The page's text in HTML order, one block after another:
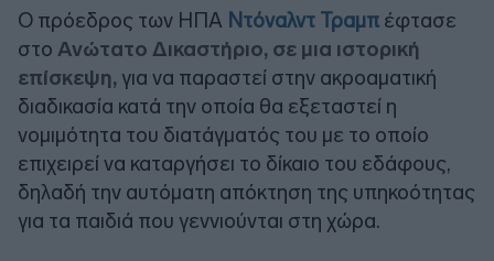
Ο πρόεδρος των ΗΠΑ Ντόναλντ Τραμπ έφτασε
στο Ανώτατο Δικαστήριο, σε μια ιστορική
επίσκεψη, για να παραστεί στην ακροαματική
διαδικασία κατά την οποία θα εξεταστεί η
νομιμότητα του διατάγματός του με το οποίο
επιχειρεί να καταργήσει το δίκαιο του εδάφους,
δηλαδή την αυτόματη απόκτηση της υπηκοότητας
για τα παιδιά που γεννιούνται στη χώρα.